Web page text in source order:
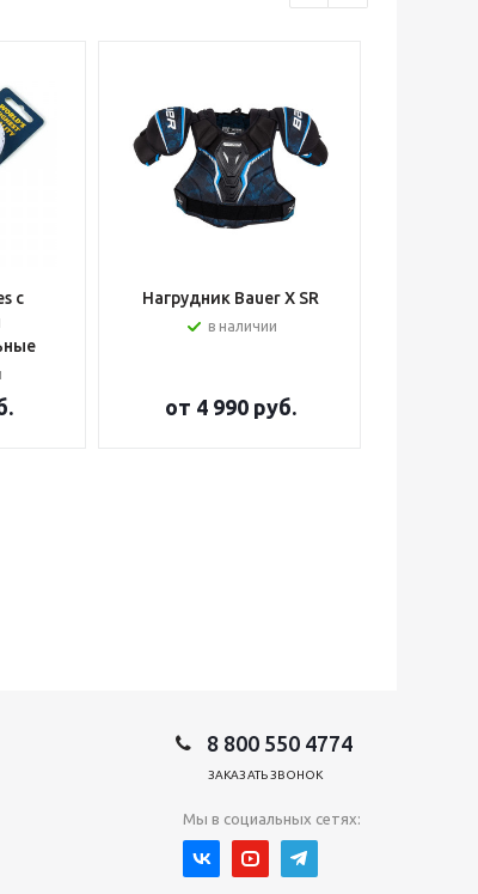
с
Нагрудник Bauer X SR
в наличии
от 4 990 руб.
8 800 550 4774
ЗАКАЗАТЬ ЗВОНОК
Мы в социальных сетях: